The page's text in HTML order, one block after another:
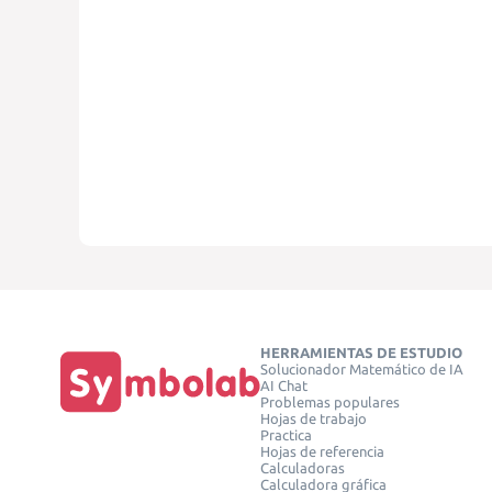
HERRAMIENTAS DE ESTUDIO
Solucionador Matemático de IA
AI Chat
Problemas populares
Hojas de trabajo
Practica
Hojas de referencia
Calculadoras
Calculadora gráfica